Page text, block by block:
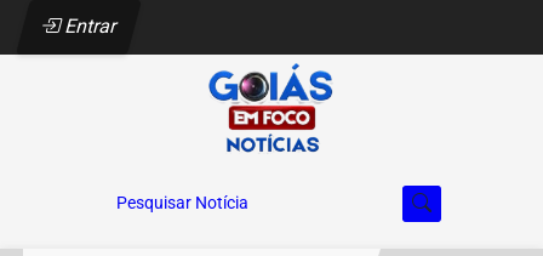
Entrar
Pesquisar Notícia